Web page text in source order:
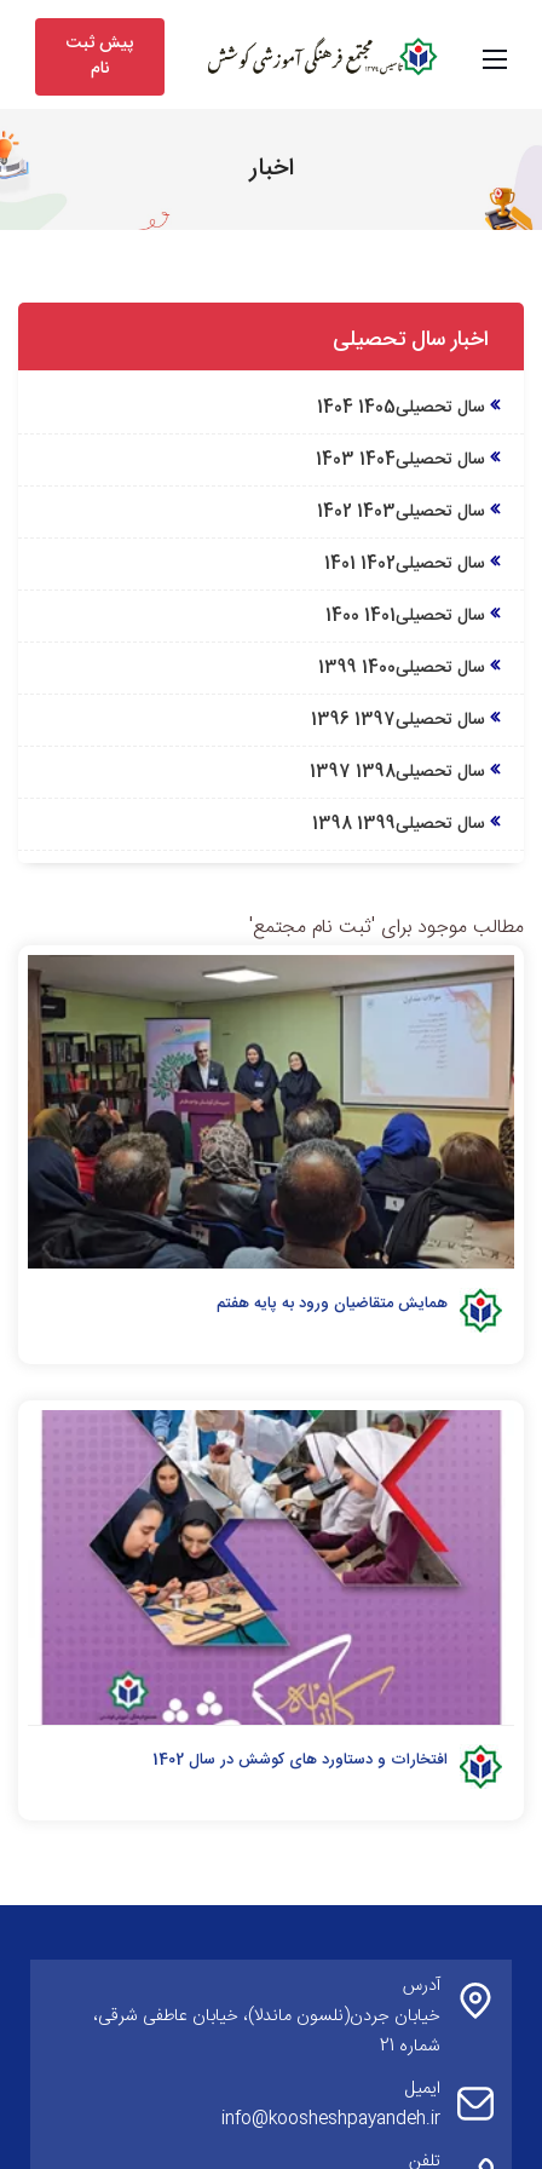
پیش ثبت
نام
اخبار
اخبار سال تحصیلی
سال تحصیلی1405 1404
سال تحصیلی1404 1403
سال تحصیلی1403 1402
سال تحصیلی1402 1401
سال تحصیلی1401 1400
سال تحصیلی1400 1399
سال تحصیلی1397 1396
سال تحصیلی1398 1397
سال تحصیلی1399 1398
مطالب موجود برای 'ثبت نام مجتمع'
همایش متقاضیان ورود به پایه هفتم
افتخارات و دستاورد های کوشش در سال 1402
آدرس
خیابان جردن(نلسون ماندلا)، خیابان عاطفی شرقی،
شماره 21
ایمیل
info@koosheshpayandeh.ir
تلفن